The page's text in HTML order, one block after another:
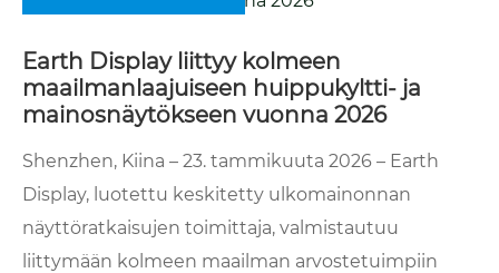
Earth Display liittyy kolmeen
maailmanlaajuiseen huippukyltti- ja
mainosnäytökseen vuonna 2026
Shenzhen, Kiina – 23. tammikuuta 2026 – Earth
Display, luotettu keskitetty ulkomainonnan
näyttöratkaisujen toimittaja, valmistautuu
liittymään kolmeen maailman arvostetuimpiin